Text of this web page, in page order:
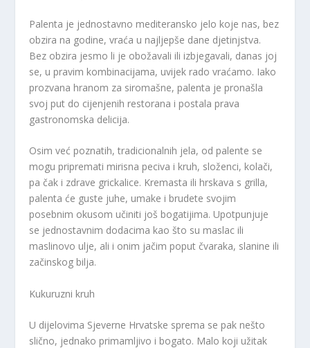
Palenta je jednostavno mediteransko jelo koje nas, bez
obzira na godine, vraća u najljepše dane djetinjstva.
Bez obzira jesmo li je obožavali ili izbjegavali, danas joj
se, u pravim kombinacijama, uvijek rado vraćamo. Iako
prozvana hranom za siromašne, palenta je pronašla
svoj put do cijenjenih restorana i postala prava
gastronomska delicija.
Osim već poznatih, tradicionalnih jela, od palente se
mogu pripremati mirisna peciva i kruh, složenci, kolači,
pa čak i zdrave grickalice. Kremasta ili hrskava s grilla,
palenta će guste juhe, umake i brudete svojim
posebnim okusom učiniti još bogatijima. Upotpunjuje
se jednostavnim dodacima kao što su maslac ili
maslinovo ulje, ali i onim jačim poput čvaraka, slanine ili
začinskog bilja.
Kukuruzni kruh
U dijelovima Sjeverne Hrvatske sprema se pak nešto
slično, jednako primamljivo i bogato. Malo koji užitak